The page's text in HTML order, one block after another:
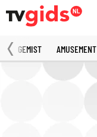
GEMIST AMUSEMENT